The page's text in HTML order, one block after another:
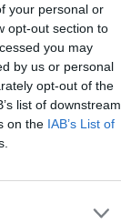
your personal or
opt-out section to
you may
by us or personal
opt-out of the
list of downstream
on the IAB’s List of
daug
G.
pavasario
nori savo